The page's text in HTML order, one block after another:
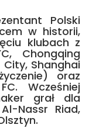
Polski
w historii,
klubach z
Chongqing
Shanghai
oraz
Wcześniej
grał dla
Nassr Riad,